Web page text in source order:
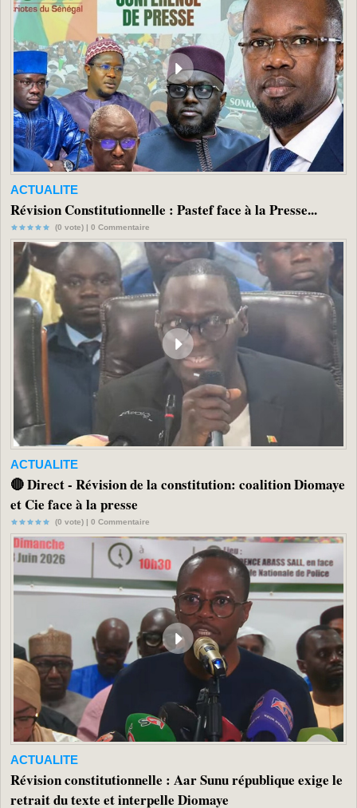
ACTUALITE
Révision Constitutionnelle : Pastef face à la Presse...
(0 vote) | 0 Commentaire
ACTUALITE
🔴 Direct - Révision de la constitution: coalition Diomaye
et Cie face à la presse
(0 vote) | 0 Commentaire
ACTUALITE
Révision constitutionnelle : Aar Sunu république exige le
retrait du texte et interpelle Diomaye